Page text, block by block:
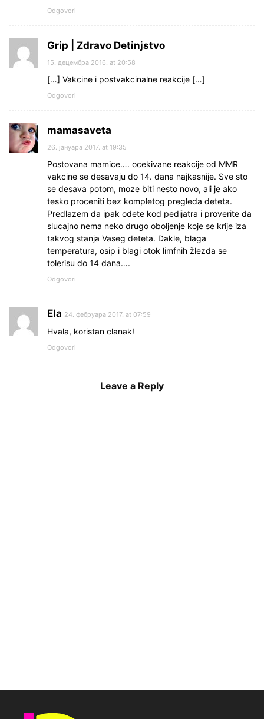
Odgovori
Grip | Zdravo Detinjstvo
15. децембра 2016. at 20:58
[…] Vakcine i postvakcinalne reakcije […]
Odgovori
mamasaveta
26. јануара 2017. at 19:35
Postovana mamice…. ocekivane reakcije od MMR
vakcine se desavaju do 14. dana najkasnije. Sve sto
se desava potom, moze biti nesto novo, ali je ako
tesko proceniti bez kompletog pregleda deteta.
Predlazem da ipak odete kod pedijatra i proverite da
slucajno nema neko drugo oboljenje koje se krije iza
takvog stanja Vaseg deteta. Dakle, blaga
temperatura, osip i blagi otok limfnih žlezda se
tolerisu do 14 dana….
Odgovori
Ela 24. фебруара 2017. at 07:59
Hvala, koristan clanak!
Odgovori
Leave a Reply